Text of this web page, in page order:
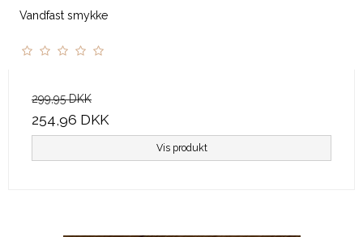
Vandfast smykke
299,95 DKK
254,96 DKK
Vis produkt